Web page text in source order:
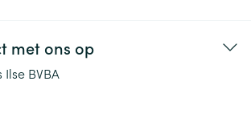
met ons op
BVBA